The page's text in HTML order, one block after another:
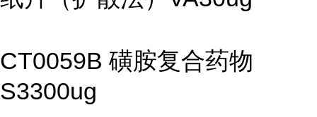
CT0059B 磺胺复合药物
S3300ug